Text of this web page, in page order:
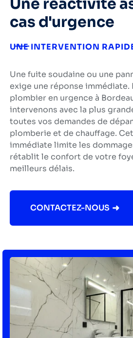
Une réactivité
cas d'urgence
UNE INTERVENTION
Une fuite soudaine ou une
exige une réponse immédiate.
plombier en urgence à
intervenons avec la plus
toutes vos demandes de
plomberie et de chauffage.
immédiate limite les
rétablit le confort de votre
meilleurs délais.
CONTACTEZ-NOUS